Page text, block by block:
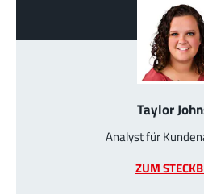
Taylor
Analyst für
ZUM